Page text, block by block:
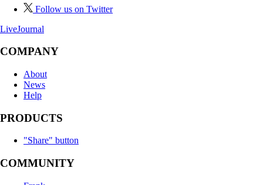
Follow us on Twitter
LiveJournal
COMPANY
About
News
Help
PRODUCTS
"Share" button
COMMUNITY